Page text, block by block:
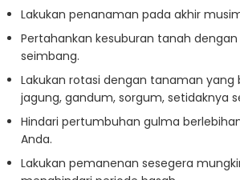
Lakukan penanaman pada akhir
Pertahankan kesuburan tanah
seimbang.
Lakukan rotasi dengan tanaman yang
jagung, gandum, sorgum, setidaknya
Hindari pertumbuhan gulma
Anda.
Lakukan pemanenan sesegera